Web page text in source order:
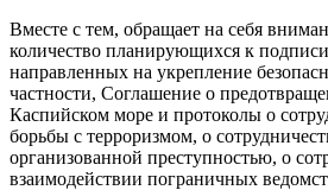
Вместе с тем, обращает на себя
количество планирующихся к
направленных на укрепление
частности, Соглашение о
Каспийском море и протоколы о
борьбы с терроризмом, о
организованной преступностью, о
взаимодействии пограничных